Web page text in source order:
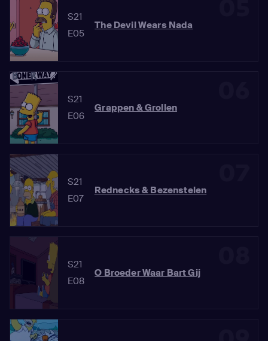
S21
E05
The Devil Wears Nada
S21
E06
Grappen & Grollen
S21
E07
Rednecks & Bezenstelen
S21
E08
O Broeder Waar Bart Gij